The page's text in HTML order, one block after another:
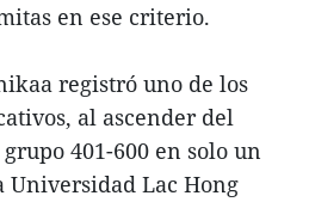
en ese criterio.
registró uno de los
al ascender del
401-600 en solo un
Universidad Lac Hong